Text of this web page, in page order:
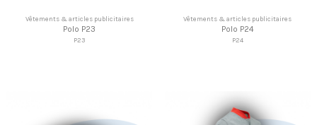
Vêtements & articles publicitaires
Polo P23
P23
Vêtements & articles publicitaires
Polo P24
P24